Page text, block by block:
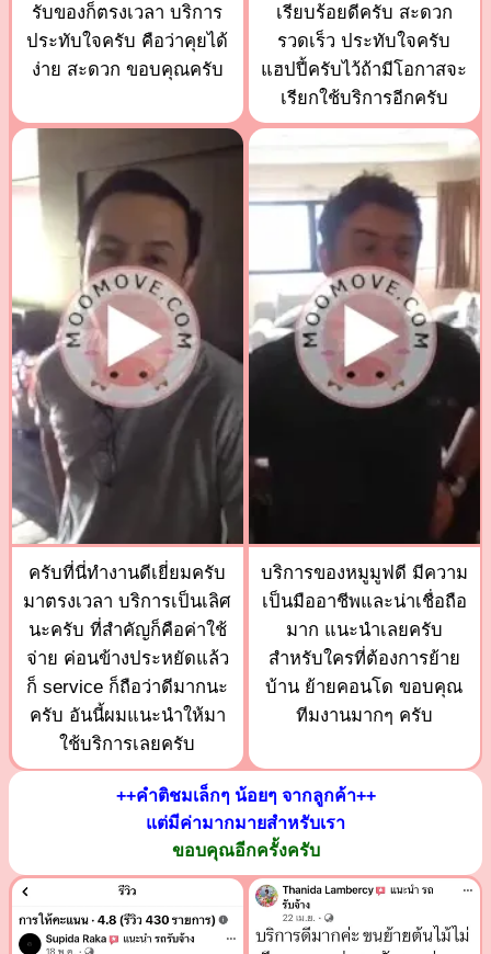
รับของก็ตรงเวลา บริการ
ประทับใจครับ คือว่าคุยได้
ง่าย สะดวก ขอบคุณครับ
เรียบร้อยดีครับ สะดวก
รวดเร็ว ประทับใจครับ
แฮปปี้ครับไว้ถ้ามีโอกาสจะ
เรียกใช้บริการอีกครับ
ครับที่นี่ทำงานดีเยี่ยมครับ
มาตรงเวลา บริการเป็นเลิศ
นะครับ ที่สำคัญก็คือค่าใช้
จ่าย ค่อนข้างประหยัดแล้ว
ก็ service ก็ถือว่าดีมากนะ
ครับ อันนี้ผมแนะนำให้มา
ใช้บริการเลยครับ
บริการของหมูมูฟดี มีความ
เป็นมืออาชีพและน่าเชื่อถือ
มาก แนะนำเลยครับ
สำหรับใครที่ต้องการย้าย
บ้าน ย้ายคอนโด ขอบคุณ
ทีมงานมากๆ ครับ
++คำติชมเล็กๆ น้อยๆ จากลูกค้า++
แต่มีค่ามากมายสำหรับเรา
ขอบคุณอีกครั้งครับ